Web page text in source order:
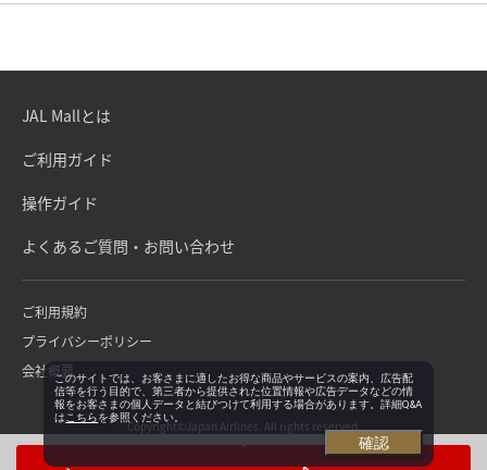
JAL Mallとは
ご利用ガイド
操作ガイド
よくあるご質問・お問い合わせ
ご利用規約
プライバシーポリシー
会社概要
Copyright©Japan Airlines. All rights reserved.
このサイトでは、お客さまに適したお得な商品やサービスの案内、広告配
信等を行う目的で、第三者から提供された位置情報や広告データなどの情
報をお客さまの個人データと結びつけて利用する場合があります。詳細Q&A
は こちらを参照ください。
確認